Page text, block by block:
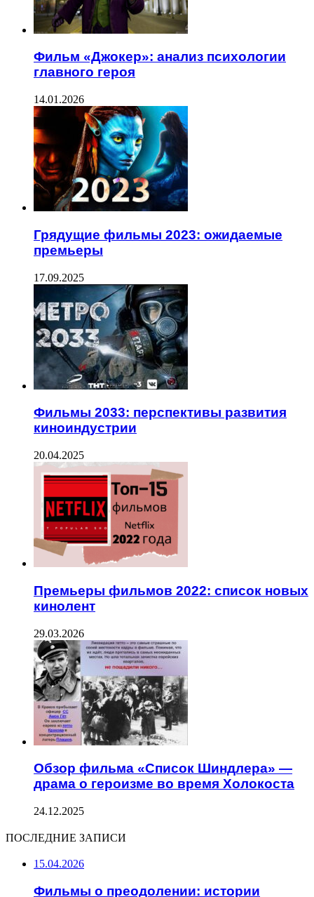
Фильм «Джокер»: анализ психологии
главного героя
14.01.2026
Грядущие фильмы 2023: ожидаемые
премьеры
17.09.2025
Фильмы 2033: перспективы развития
киноиндустрии
20.04.2025
Премьеры фильмов 2022: список новых
кинолент
29.03.2026
Обзор фильма «Список Шиндлера» —
драма о героизме во время Холокоста
24.12.2025
ПОСЛЕДНИЕ ЗАПИСИ
15.04.2026
Фильмы о преодолении: истории